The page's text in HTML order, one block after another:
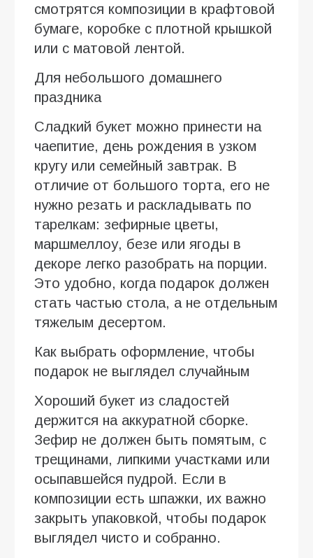
смотрятся композиции в крафтовой
бумаге, коробке с плотной крышкой
или с матовой лентой.
Для небольшого домашнего
праздника
Сладкий букет можно принести на
чаепитие, день рождения в узком
кругу или семейный завтрак. В
отличие от большого торта, его не
нужно резать и раскладывать по
тарелкам: зефирные цветы,
маршмеллоу, безе или ягоды в
декоре легко разобрать на порции.
Это удобно, когда подарок должен
стать частью стола, а не отдельным
тяжелым десертом.
Как выбрать оформление, чтобы
подарок не выглядел случайным
Хороший букет из сладостей
держится на аккуратной сборке.
Зефир не должен быть помятым, с
трещинами, липкими участками или
осыпавшейся пудрой. Если в
композиции есть шпажки, их важно
закрыть упаковкой, чтобы подарок
выглядел чисто и собранно.